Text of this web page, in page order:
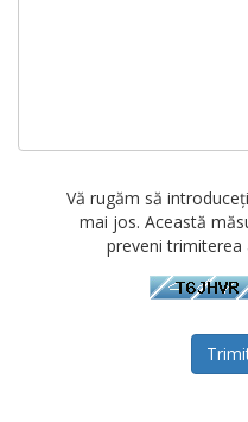
Vă rugăm să
mai jos. Această
preveni